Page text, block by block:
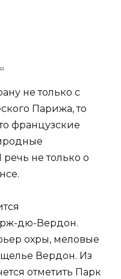
не только с
Парижа, то
французские
не только о
дю-Вердон.
охры, меловые
Вердон. Из
отметить Парк